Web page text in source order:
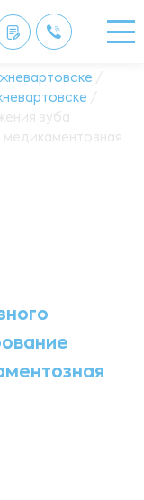
/
/
зуба
медикаментозная